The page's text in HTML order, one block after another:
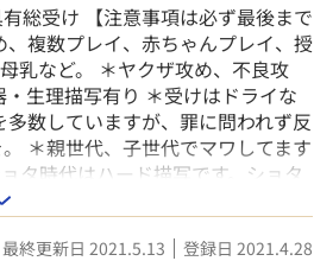
総受け 【注意事項は必ず最後まで
複数プレイ、赤ちゃんプレイ、授
乳など。 ＊ヤクザ攻め、不良攻
生理描写有り ＊受けはドライな
数していますが、罪に問われず反
＊親世代、子世代でマワしてます
タ時代はハード描写です。ショタ
カ、道具、調教(ハード)、スパン
絡み有り。 ＊女性本人は満足して
最終更新日 2021.5.13 登録日 2021.4.28